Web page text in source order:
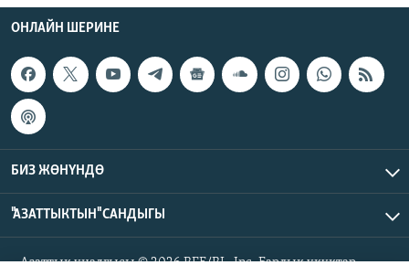
ОНЛАЙН ШЕРИНЕ
БИЗ ЖӨНҮНДӨ
"АЗАТТЫКТЫН" САНДЫГЫ